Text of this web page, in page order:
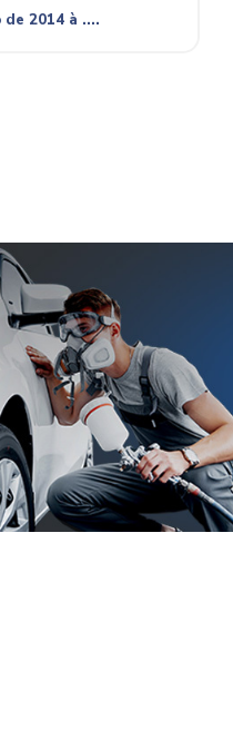
de 2014 à ....